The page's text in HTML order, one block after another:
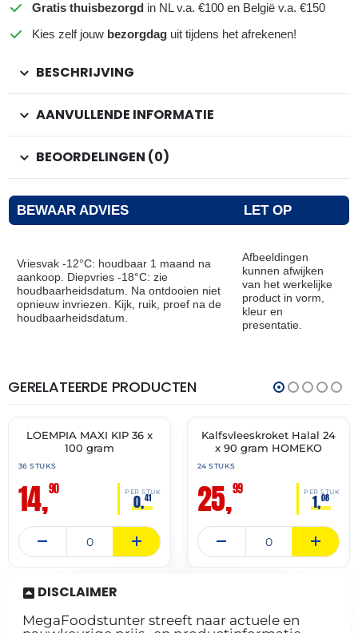
Gratis thuisbezorgd in NL v.a. €100 en België v.a. €150
Kies zelf jouw bezorgdag uit tijdens het afrekenen!
BESCHRIJVING
AANVULLENDE INFORMATIE
BEOORDELINGEN (0)
BEWAAR ADVIES LET OP
Vriesvak -12°C: houdbaar 1 maand na
aankoop. Diepvries -18°C: zie
houdbaarheidsdatum. Na ontdooien niet
opnieuw invriezen. Kijk, ruik, proef na de
houdbaarheidsdatum.
Afbeeldingen
kunnen afwijken
van het werkelijke
product in vorm,
kleur en
presentatie.
GERELATEERDE PRODUCTEN
🔥 OP=OP
THT:
19-
LOEMPIA MAXI KIP 36 x
100 gram
36 STUKS
14,90 PER STUK
0,41
✓ VAST ASSORTIMENT
Kalfsvleeskroket Halal 24
x 90 gram HOMEKO
24 STUKS
25,99 PER STUK
1,08
DISCLAIMER
MegaFoodstunter streeft naar actuele en